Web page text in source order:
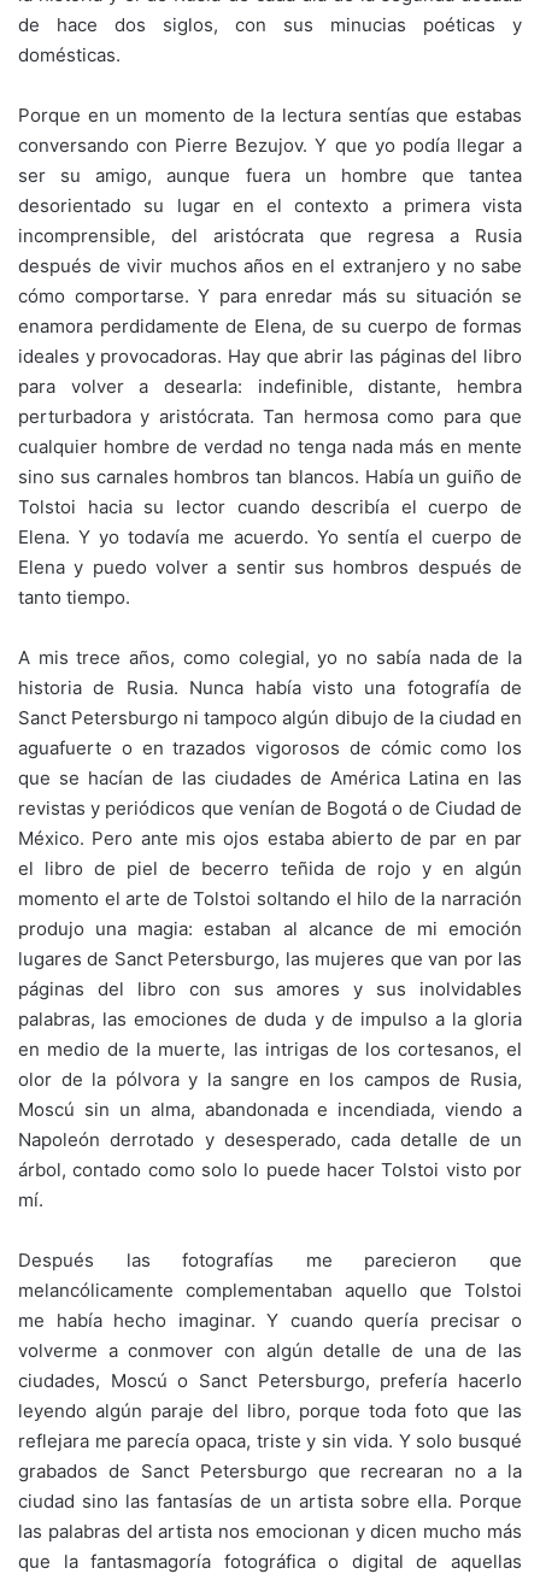
de hace dos siglos, con sus minucias poéticas y
domésticas.
Porque en un momento de la lectura sentías que estabas
conversando con Pierre Bezujov. Y que yo podía llegar a
ser su amigo, aunque fuera un hombre que tantea
desorientado su lugar en el contexto a primera vista
incomprensible, del aristócrata que regresa a Rusia
después de vivir muchos años en el extranjero y no sabe
cómo comportarse. Y para enredar más su situación se
enamora perdidamente de Elena, de su cuerpo de formas
ideales y provocadoras. Hay que abrir las páginas del libro
para volver a desearla: indefinible, distante, hembra
perturbadora y aristócrata. Tan hermosa como para que
cualquier hombre de verdad no tenga nada más en mente
sino sus carnales hombros tan blancos. Había un guiño de
Tolstoi hacia su lector cuando describía el cuerpo de
Elena. Y yo todavía me acuerdo. Yo sentía el cuerpo de
Elena y puedo volver a sentir sus hombros después de
tanto tiempo.
A mis trece años, como colegial, yo no sabía nada de la
historia de Rusia. Nunca había visto una fotografía de
Sanct Petersburgo ni tampoco algún dibujo de la ciudad en
aguafuerte o en trazados vigorosos de cómic como los
que se hacían de las ciudades de América Latina en las
revistas y periódicos que venían de Bogotá o de Ciudad de
México. Pero ante mis ojos estaba abierto de par en par
el libro de piel de becerro teñida de rojo y en algún
momento el arte de Tolstoi soltando el hilo de la narración
produjo una magia: estaban al alcance de mi emoción
lugares de Sanct Petersburgo, las mujeres que van por las
páginas del libro con sus amores y sus inolvidables
palabras, las emociones de duda y de impulso a la gloria
en medio de la muerte, las intrigas de los cortesanos, el
olor de la pólvora y la sangre en los campos de Rusia,
Moscú sin un alma, abandonada e incendiada, viendo a
Napoleón derrotado y desesperado, cada detalle de un
árbol, contado como solo lo puede hacer Tolstoi visto por
mí.
Después las fotografías me parecieron que
melancólicamente complementaban aquello que Tolstoi
me había hecho imaginar. Y cuando quería precisar o
volverme a conmover con algún detalle de una de las
ciudades, Moscú o Sanct Petersburgo, prefería hacerlo
leyendo algún paraje del libro, porque toda foto que las
reflejara me parecía opaca, triste y sin vida. Y solo busqué
grabados de Sanct Petersburgo que recrearan no a la
ciudad sino las fantasías de un artista sobre ella. Porque
las palabras del artista nos emocionan y dicen mucho más
que la fantasmagoría fotográfica o digital de aquellas